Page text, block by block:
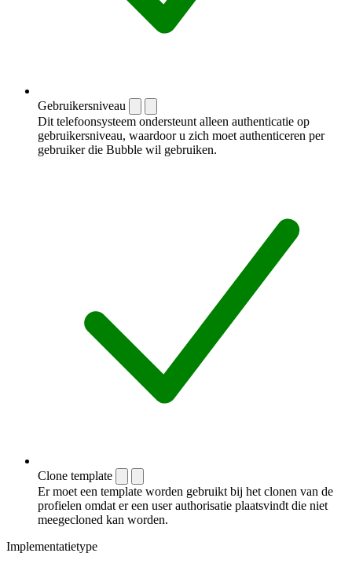
Gebruikersniveau
Dit telefoonsysteem ondersteunt alleen authenticatie op
gebruikersniveau, waardoor u zich moet authenticeren per
gebruiker die Bubble wil gebruiken.
Clone template
Er moet een template worden gebruikt bij het clonen van de
profielen omdat er een user authorisatie plaatsvindt die niet
meegecloned kan worden.
Implementatietype